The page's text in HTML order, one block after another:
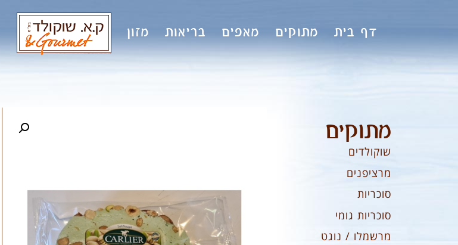
דף בית מתוקים מאפים בריאות מזון
מתוקים
שוקולדים
מרציפנים
סוכריות
סוכריות גומי
מרשמלו / נוגט